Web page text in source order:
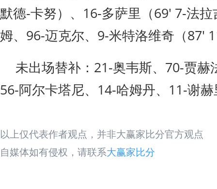
默德-卡努）、16-多萨里（69' 7-法
姆、96-迈克尔、9-米特洛维奇（87'
未出场替补：21-奥韦斯、70-贾赫
56-阿尔卡塔尼、14-哈姆丹、11-谢
以上仅代表作者观点，并非大赢家比分官方观点
自媒体如有侵权，请联系大赢家比分